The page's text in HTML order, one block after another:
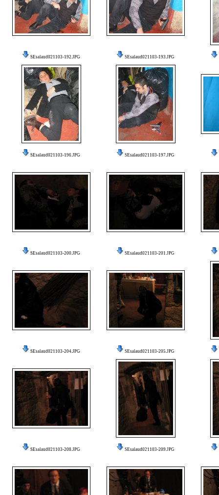
SEsalaud021103-192.JPG SEsalaud021103-193.JPG
SEsalaud021103-196.JPG SEsalaud021103-197.JPG
SEsalaud021103-200.JPG SEsalaud021103-201.JPG
SEsalaud021103-204.JPG SEsalaud021103-205.JPG
SEsalaud021103-208.JPG SEsalaud021103-209.JPG